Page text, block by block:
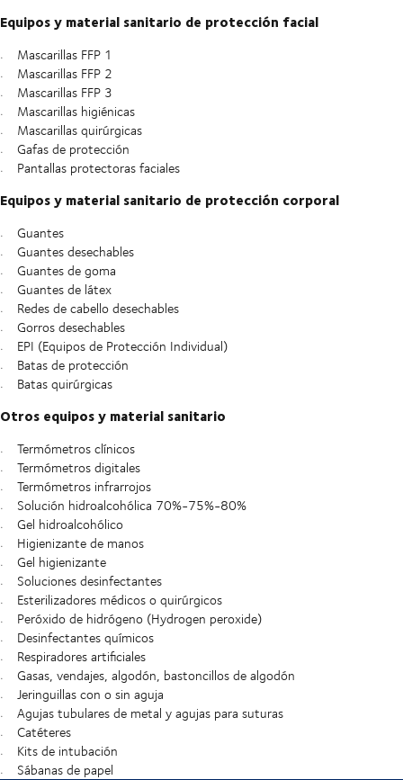
Equipos y material sanitario de protección facial
Mascarillas FFP 1
Mascarillas FFP 2
Mascarillas FFP 3
Mascarillas higiénicas
Mascarillas quirúrgicas
Gafas de protección
Pantallas protectoras faciales
Equipos y material sanitario de protección corporal
Guantes
Guantes desechables
Guantes de goma
Guantes de látex
Redes de cabello desechables
Gorros desechables
EPI (Equipos de Protección Individual)
Batas de protección
Batas quirúrgicas
Otros equipos y material sanitario
Termómetros clínicos
Termómetros digitales
Termómetros infrarrojos
Solución hidroalcohólica 70%-75%-80%
Gel hidroalcohólico
Higienizante de manos
Gel higienizante
Soluciones desinfectantes
Esterilizadores médicos o quirúrgicos
Peróxido de hidrógeno (Hydrogen peroxide)
Desinfectantes químicos
Respiradores artificiales
Gasas, vendajes, algodón, bastoncillos de algodón
Jeringuillas con o sin aguja
Agujas tubulares de metal y agujas para suturas
Catéteres
Kits de intubación
Sábanas de papel